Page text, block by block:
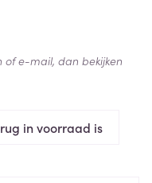
in voorraad is
of e-mail, dan bekijken